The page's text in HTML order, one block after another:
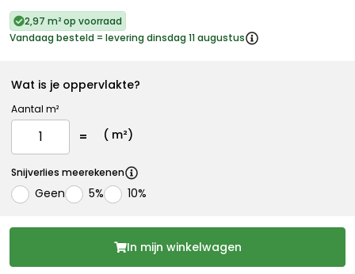
2,97 m² op voorraad
Vandaag besteld = levering dinsdag 11 augustus
Wat is je oppervlakte?
Aantal m²
( m²)
Snijverlies meerekenen
Geen 5% 10%
In mijn winkelwagen